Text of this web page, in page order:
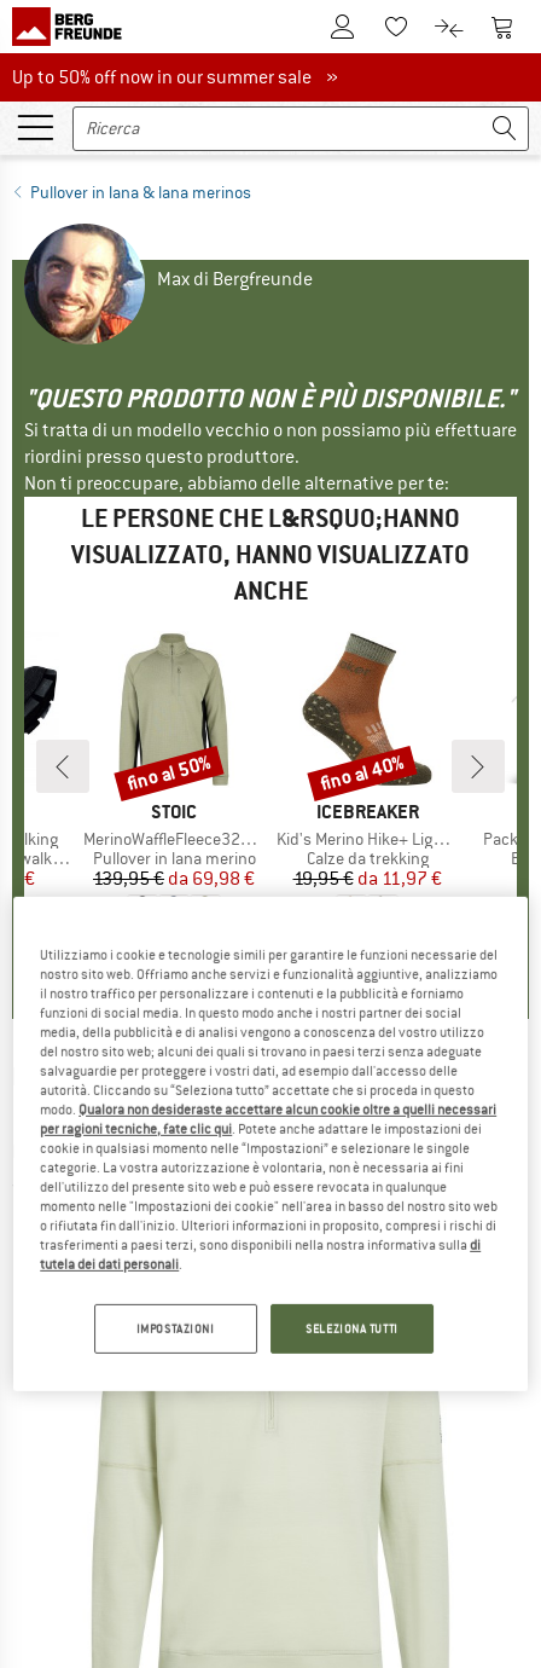
Al conto clienteAlla lista
Al Al
Up to 50% off now in our summer sale
Up to 50% off now in our summer sale »
Pullover in lana & lana merinos
Max di Bergfreunde
"QUESTO PRODOTTO NON È PIÙ DISPONIBILE."
Si tratta di un modello vecchio o non possiamo più effettuare
riordini presso questo produttore.
Non ti preoccupare, abbiamo delle alternative per te:
LE PERSONE CHE L&RSQUO;HANNO
VISUALIZZATO, HANNO VISUALIZZATO
ANCHE
walking
ridotto
€
MARCHIO
STOIC
Articolo
MerinoWaffleFleece320 NorrdalSt. Half Zip
Gruppo di prodotti
Pullover in lana merino
Prezzo
139,95 € Prezzo ridotto
da 69,98 €
Sconto
fino al 50%
MARCHIO
ICEBREAKER
Articolo
Kid's Merino Hike+ Light Crew
Gruppo di prodotti
Calze da trekking
Prezzo
19,95 € Prezzo ridotto
da 11,97 €
Sconto
fino al 40%
Articolo
ICEBREAKER -Merino 360 RealFleece
Elemental L/S Half Zip - Maglia a manica lunga
merino
(0)
Utilizziamo i cookie e tecnologie simili per garantire le funzioni necessarie del
nostro sito web. Offriamo anche servizi e funzionalità aggiuntive, analizziamo
il nostro traffico per personalizzare i contenuti e la pubblicità e forniamo
funzioni di social media. In questo modo anche i nostri partner dei social
media, della pubblicità e di analisi vengono a conoscenza del vostro utilizzo
del nostro sito web; alcuni dei quali si trovano in paesi terzi senza adeguate
salvaguardie per proteggere i vostri dati, ad esempio dall'accesso delle
autorità. Cliccando su “Seleziona tutto” accettate che si proceda in questo
modo. Qualora non desideraste accettare alcun cookie oltre a quelli necessari
per ragioni tecniche, fate clic qui. Potete anche adattare le impostazioni dei
cookie in qualsiasi momento nelle “Impostazioni” e selezionare le singole
categorie. La vostra autorizzazione è volontaria, non è necessaria ai fini
dell'utilizzo del presente sito web e può essere revocata in qualunque
momento nelle "Impostazioni dei cookie" nell'area in basso del nostro sito web
o rifiutata fin dall'inizio. Ulteriori informazioni in proposito, compresi i rischi di
trasferimenti a paesi terzi, sono disponibili nella nostra informativa sulladi
tutela dei dati personali.
IMPOSTAZIONI SELEZIONA TUTTI